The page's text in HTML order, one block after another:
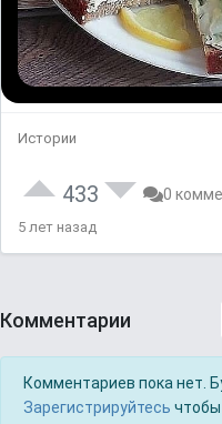
Истории
433 0
5 лет назад
Комментарии
Комментариев пока нет.
Зарегистрируйтесь чтобы